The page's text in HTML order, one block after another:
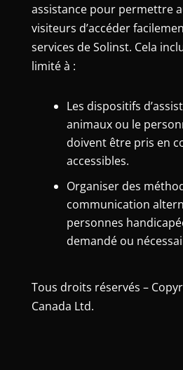
assistance pour permettre
visiteurs d’accéder
services de Solinst. Cela
limité à :
Les dispositifs
animaux ou le
doivent être pris en
accessibles.
Organiser des
communication
personnes
demandé ou
Tous droits réservés –
Canada Ltd.